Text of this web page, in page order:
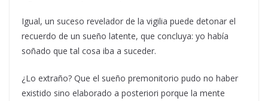
Igual, un suceso revelador de la vigilia puede detonar el
recuerdo de un sueño latente, que concluya: yo había
soñado que tal cosa iba a suceder.
¿Lo extraño? Que el sueño premonitorio pudo no haber
existido sino elaborado a posteriori porque la mente